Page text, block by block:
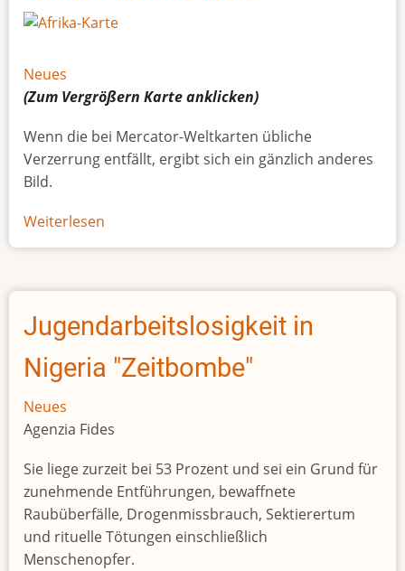
Neues
(Zum Vergrößern Karteanklicken)
Wenn die bei Mercator-Weltkarten übliche
Verzerrung entfällt, ergibt sich ein gänzlich anderes
Bild.
Weiterlesen
Afrikas
Größe
Jugendarbeitslosigkeit in
Nigeria "Zeitbombe"
Neues
Agenzia Fides
Sie liege zurzeit bei 53 Prozent und sei ein Grund für
zunehmende Entführungen, bewaffnete
Raubüberfälle, Drogenmissbrauch, Sektierertum
und rituelle Tötungen einschließlich
Menschenopfer.